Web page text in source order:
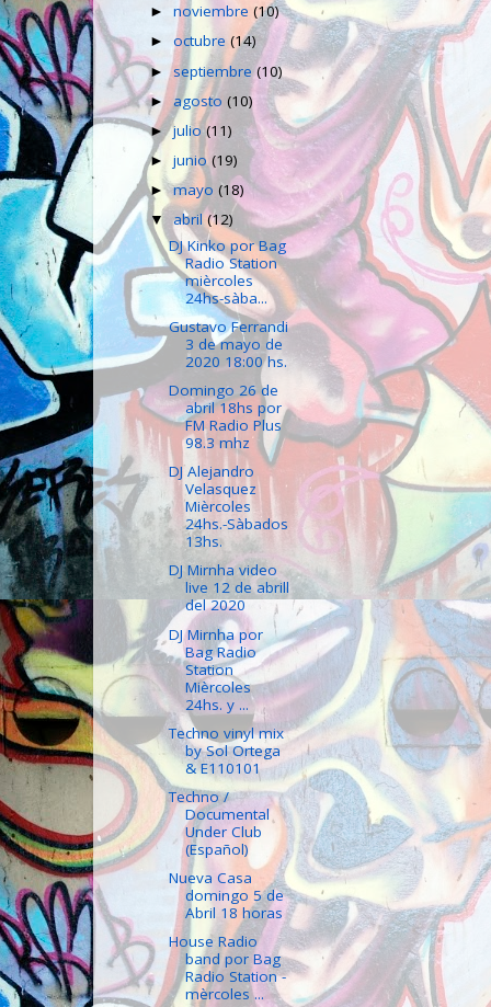
►noviembre(10)
►octubre(14)
►septiembre(10)
►agosto(10)
►julio(11)
►junio(19)
►mayo(18)
▼abril(12)
DJ Kinko por Bag
Radio Station
mièrcoles
24hs-sàba...
Gustavo Ferrandi
3 de mayo de
2020 18:00 hs.
Domingo 26 de
abril 18hs por
FM Radio Plus
98.3 mhz
DJ Alejandro
Velasquez
Mièrcoles
24hs.-Sàbados
13hs.
DJ Mirnha video
live 12 de abrill
del 2020
DJ Mirnha por
Bag Radio
Station
Mièrcoles
24hs. y ...
Techno vinyl mix
by Sol Ortega
& E110101
Techno /
Documental
Under Club
(Español)
Nueva Casa
domingo 5 de
Abril 18 horas
House Radio
band por Bag
Radio Station -
mèrcoles ...